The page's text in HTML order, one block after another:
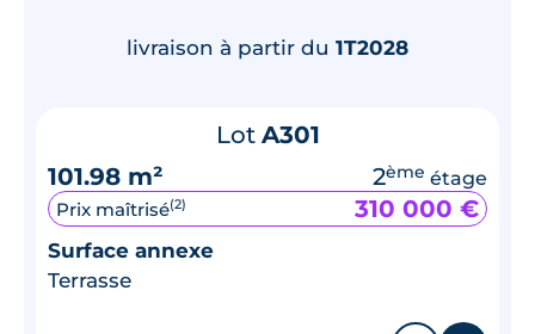
livraison à partir du 1T2028
Lot A301
101.98 m²
2ème étage
Prix maîtrisé(2) 310 000 €
Surface annexe
Terrasse